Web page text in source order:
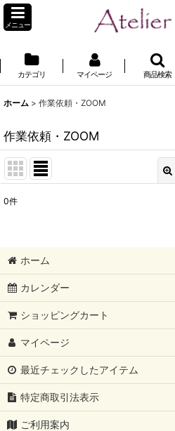
メニュー
カテゴリ マイページ 商品検索
ホーム > 作業依頼・ZOOM
作業依頼・ZOOM
0件
ホーム
カレンダー
ショッピングカート
マイページ
最近チェックしたアイテム
特定商取引法表示
ご利用案内